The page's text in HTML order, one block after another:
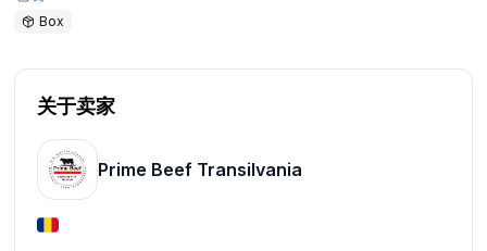
Box
关于卖家
Prime Beef Transilvania